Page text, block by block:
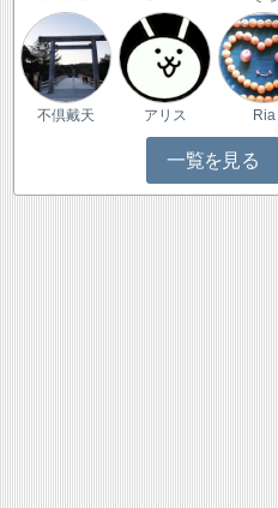
不倶戴天 アリス Ria
一覧を見る